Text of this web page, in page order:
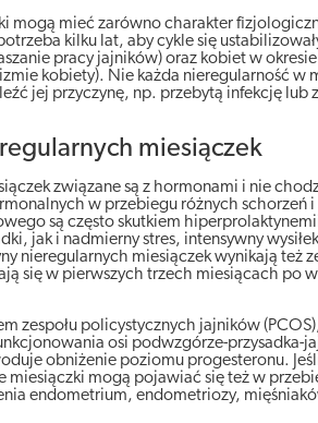
mogą mieć zarówno charakter
kilku lat, aby cykle się
pracy jajników) oraz kobiet w
kobiety). Nie każda nieregularność w
jej przyczynę, np. przebytą infekcję lub
miesiączek
związane są z hormonami i nie
w przebiegu różnych
są często skutkiem
jak i nadmierny stres, intensywny
nieregularnych miesiączek wynikają też
się w pierwszych trzech miesiącach po
zespołu policystycznych jajników
osi podwzgórze-
obniżenie poziomu progesteronu.
mogą pojawiać się też w
endometrium, endometriozy,